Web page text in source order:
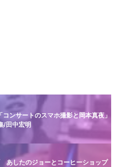
ンサートのスマホ撮影と岡本真夜」
/田中宏明
あしたのジョーとコーヒーショップ